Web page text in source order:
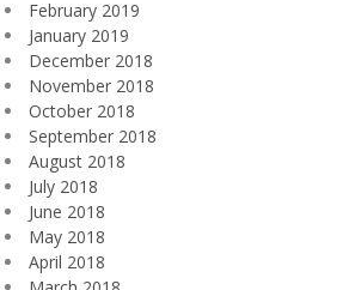
February 2019
January 2019
December 2018
November 2018
October 2018
September 2018
August 2018
July 2018
June 2018
May 2018
April 2018